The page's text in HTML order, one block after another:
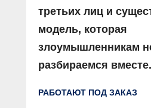
третьих лиц и
модель, которая
злоумышленникам
разбираемся вместе.
РАБОТАЮТ ПОД ЗАКАЗ